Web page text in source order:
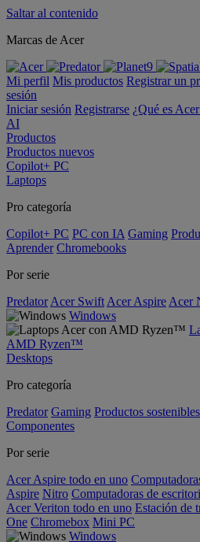
Saltar al contenido
Marcas de Acer
Mi perfil Mis productos Registrar un
sesión
Iniciar sesión Registrarse ¿Qué es
AI
Productos
Productos nuevos
Copilot+ PC
Laptops
Pro categoría
Copilot+ PC PC con IA Gaming
Aprender Chromebooks
Por serie
Predator Acer Swift Acer Aspire Acer
Windows
AMD Ryzen™
Desktops
Pro categoría
Predator Gaming Productos sostenibles
Componentes
Por serie
Acer Aspire todo en uno
Aspire Nitro Computadoras de
Acer Veriton todo en uno Estación de
One Chromebox Mini PC
Windows